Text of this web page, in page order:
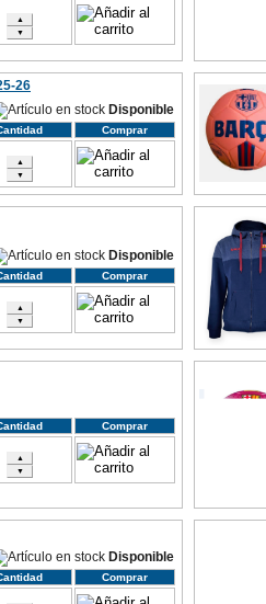
26
Disponible
Comprar
Disponible
Comprar
Comprar
Disponible
Comprar